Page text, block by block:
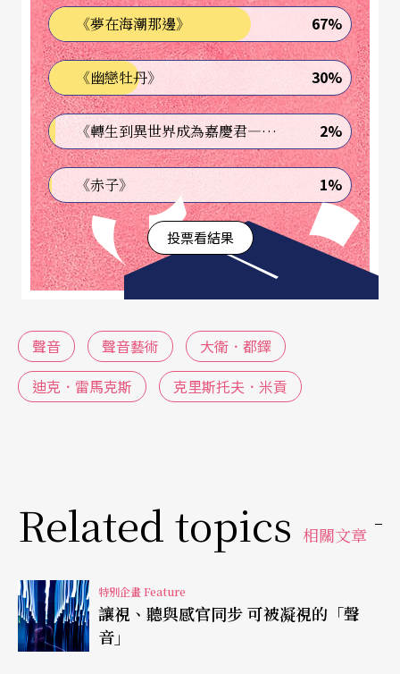
無論是控制原音樂器還是電子設備，有聲的藝術表
達常會與「表演動作」（performative gesture）
（註1）
相關，並跟所處空間相互滲透。「聲音藝
術」作為一種倒推式的概括分類，雖已日益普遍地
出現於藝文場館中，「空間」卻仍常被設想為用以
觀看而非聆聽的容器。本文將介紹數個不同時期的
聲音創作案例，呈現那些由科技輔助而變調的嘈雜
聲響，如何儀式般地介入「人與空間」的關係，成
為藝術表達的施力點，進而為觀者帶來前所未有的
敲進白盒子中的噪音
克里斯托夫．米貢 《微孔洞》
對，想完全阻隔聲音卻是難以達成的目標。藝術評
論Caleb Kelly表示「藝廊空間常會把所有非必要的
元素清除、牆面整刷潔白，但聲音卻沒這麼容易清
除。（the gallery space has been cleared of all un
necessary elements and painted clinically white, b
《夢在海潮那邊》 67%
《幽戀牡丹》 30%
《轉生到異世界成為嘉慶君—發現我的祖先是詐騙集團!?》 2%
《赤子》 1%
投票看結果
聲音 聲音藝術
大衛．都鐸
迪克．雷馬克斯
克里斯托夫．米貢
Related topics 相關文章
特別企畫 Feature
讓視、聽與感官同步 可被凝視的「聲
音」